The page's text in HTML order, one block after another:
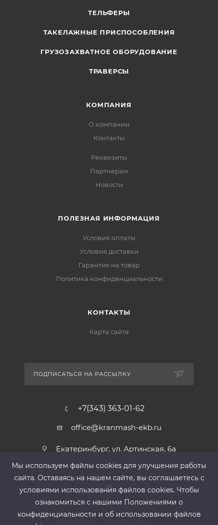
ТЕЛЬФЕРЫ
ТАКЕЛАЖНЫЕ ПРИСПОСОБЛЕНИЯ
ГРУЗОЗАХВАТНОЕ ОБОРУДОВАНИЕ
ТРАВЕРСЫ
КОМПАНИЯ
О компании
Контакты
Реквизиты
Партнерам
Новости
ПОЛЕЗНАЯ ИНФОРМАЦИЯ
Условия оплаты
Условия доставки
Гарантия на товар
Политика конфиденциальности
КОНТАКТЫ
Карта сайта
ПОДПИСАТЬСЯ НА РАССЫЛКУ
+7(343) 363-01-62
office@kranmash-ekb.ru
Екатеринбург, ул. Артинская, 6а
Мы используем файлы cооkies для улучшения работы
сайта. Оставаясь на нашем сайте, вы соглашаетесь с
условиями использования файлов cооkies. Чтобы
ознакомиться с нашими Положениями о
конфиденциальности и об использовании файлов